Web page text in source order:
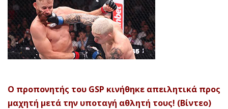
Ο προπονητής του GSP κινήθηκε απειλητικά προς
μαχητή μετά την υποταγή αθλητή τους! (Βίντεο)